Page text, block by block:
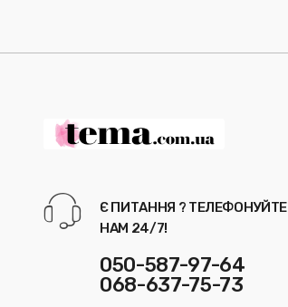
Є ПИТАННЯ ? ТЕЛЕФОНУЙТЕ
НАМ 24/7!
050-587-97-64
068-637-75-73